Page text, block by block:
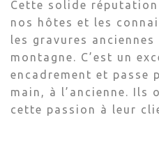
Cette solide
nos hôtes et les
les gravures
montagne. C’est un
encadrement et passe
main, à l’ancienne. Ils
cette passion à leur